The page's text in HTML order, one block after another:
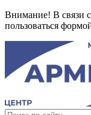
Внимание! В связи
пользоваться